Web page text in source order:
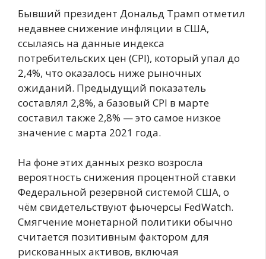
Бывший президент Дональд Трамп отметил
недавнее снижение инфляции в США,
ссылаясь на данные индекса
потребительских цен (CPI), который упал до
2,4%, что оказалось ниже рыночных
ожиданий. Предыдущий показатель
составлял 2,8%, а базовый CPI в марте
составил также 2,8% — это самое низкое
значение с марта 2021 года.
На фоне этих данных резко возросла
вероятность снижения процентной ставки
Федеральной резервной системой США, о
чём свидетельствуют фьючерсы FedWatch.
Смягчение монетарной политики обычно
считается позитивным фактором для
рискованных активов, включая